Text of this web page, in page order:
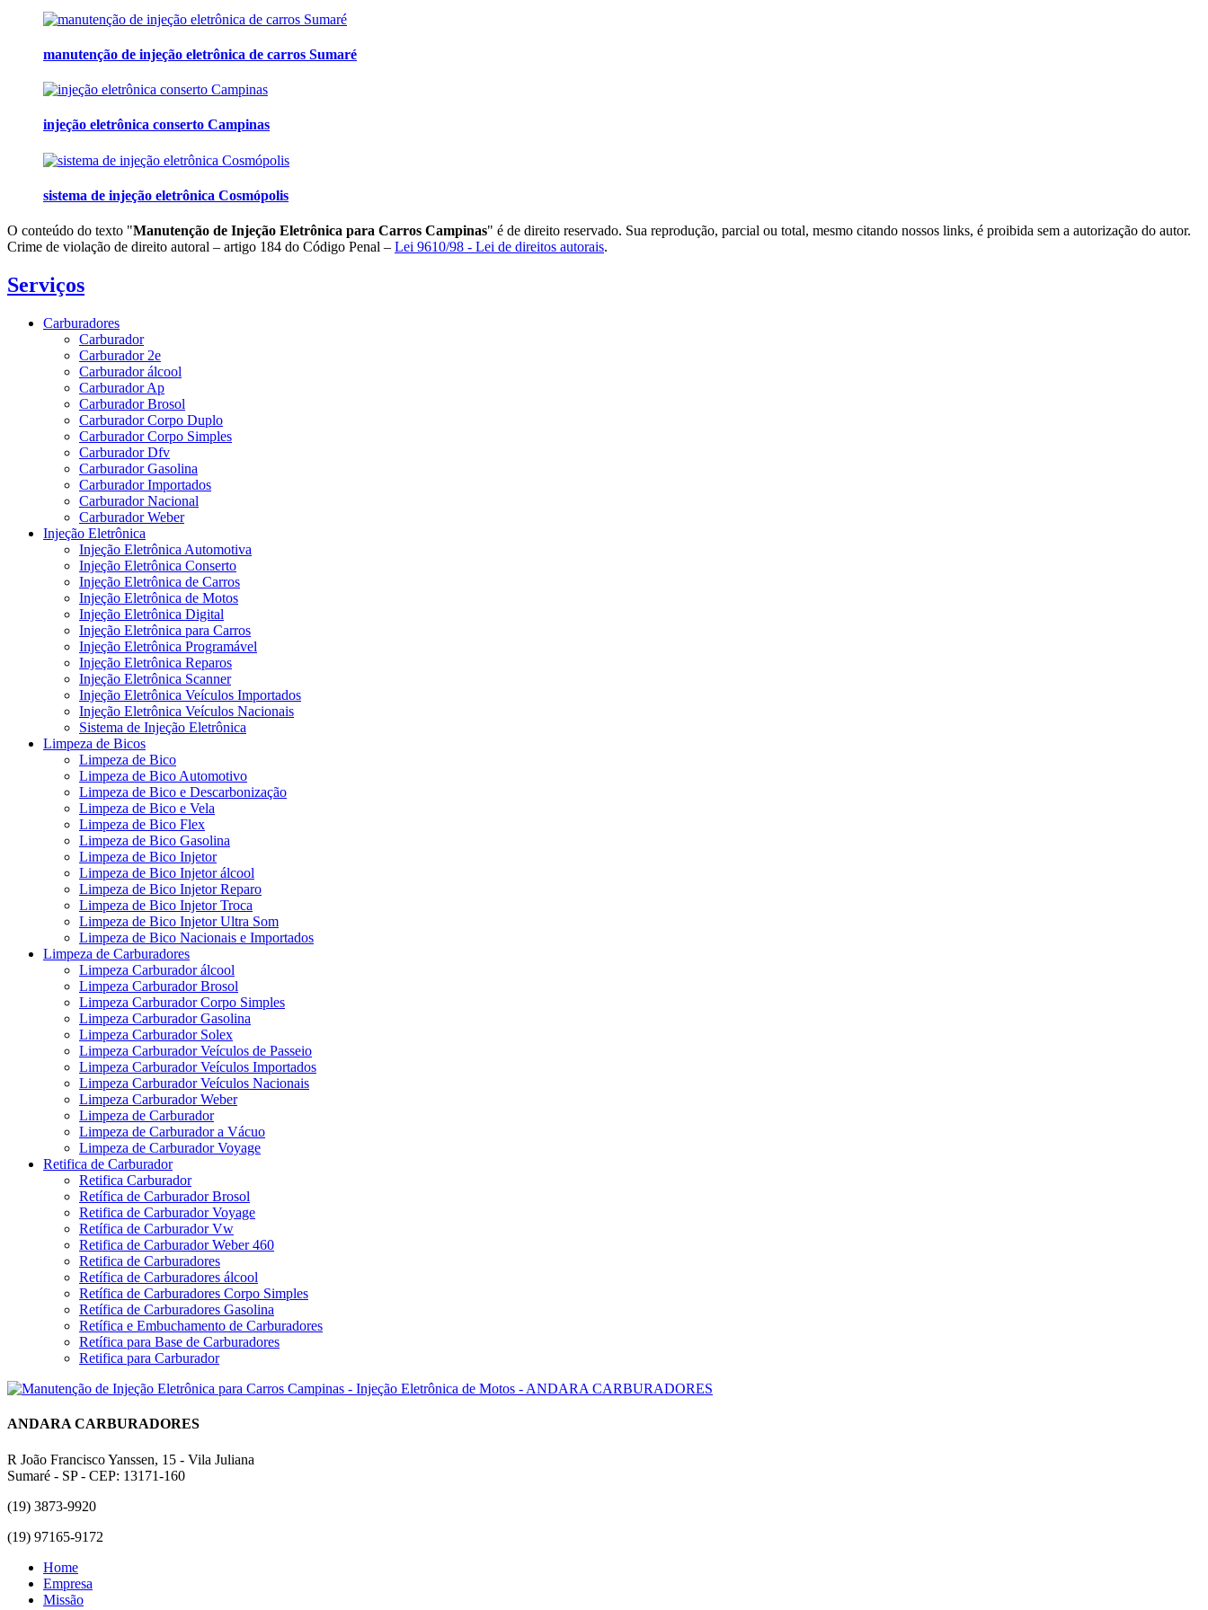
manutenção de injeção eletrônica de carros Sumaré
injeção eletrônica conserto Campinas
sistema de injeção eletrônica Cosmópolis
O conteúdo do texto "Manutenção de Injeção Eletrônica para Carros Campinas" é de direito reservado. Sua reprodução, parcial ou total, mesmo citando nossos links, é proibida sem a autorização do autor.
Crime de violação de direito autoral – artigo 184 do Código Penal – Lei 9610/98 - Lei de direitos autorais.
Serviços
Carburadores
Carburador
Carburador 2e
Carburador álcool
Carburador Ap
Carburador Brosol
Carburador Corpo Duplo
Carburador Corpo Simples
Carburador Dfv
Carburador Gasolina
Carburador Importados
Carburador Nacional
Carburador Weber
Injeção Eletrônica
Injeção Eletrônica Automotiva
Injeção Eletrônica Conserto
Injeção Eletrônica de Carros
Injeção Eletrônica de Motos
Injeção Eletrônica Digital
Injeção Eletrônica para Carros
Injeção Eletrônica Programável
Injeção Eletrônica Reparos
Injeção Eletrônica Scanner
Injeção Eletrônica Veículos Importados
Injeção Eletrônica Veículos Nacionais
Sistema de Injeção Eletrônica
Limpeza de Bicos
Limpeza de Bico
Limpeza de Bico Automotivo
Limpeza de Bico e Descarbonização
Limpeza de Bico e Vela
Limpeza de Bico Flex
Limpeza de Bico Gasolina
Limpeza de Bico Injetor
Limpeza de Bico Injetor álcool
Limpeza de Bico Injetor Reparo
Limpeza de Bico Injetor Troca
Limpeza de Bico Injetor Ultra Som
Limpeza de Bico Nacionais e Importados
Limpeza de Carburadores
Limpeza Carburador álcool
Limpeza Carburador Brosol
Limpeza Carburador Corpo Simples
Limpeza Carburador Gasolina
Limpeza Carburador Solex
Limpeza Carburador Veículos de Passeio
Limpeza Carburador Veículos Importados
Limpeza Carburador Veículos Nacionais
Limpeza Carburador Weber
Limpeza de Carburador
Limpeza de Carburador a Vácuo
Limpeza de Carburador Voyage
Retifica de Carburador
Retifica Carburador
Retífica de Carburador Brosol
Retifica de Carburador Voyage
Retífica de Carburador Vw
Retifica de Carburador Weber 460
Retifica de Carburadores
Retífica de Carburadores álcool
Retífica de Carburadores Corpo Simples
Retífica de Carburadores Gasolina
Retífica e Embuchamento de Carburadores
Retífica para Base de Carburadores
Retifica para Carburador
ANDARA CARBURADORES
R João Francisco Yanssen, 15 - Vila Juliana
Sumaré - SP - CEP: 13171-160
(19) 3873-9920
(19) 97165-9172
Home
Empresa
Missão